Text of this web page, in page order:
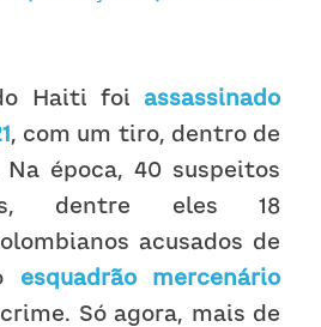
Haiti foi assassinado
, com um tiro, dentro de
época, 40 suspeitos
dentre eles 18
acusados de
esquadrão mercenário
Só agora, mais de